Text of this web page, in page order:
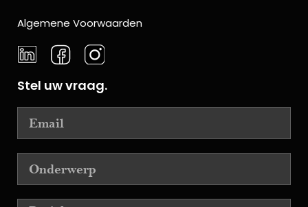
Algemene Voorwaarden
Stel uw vraag.